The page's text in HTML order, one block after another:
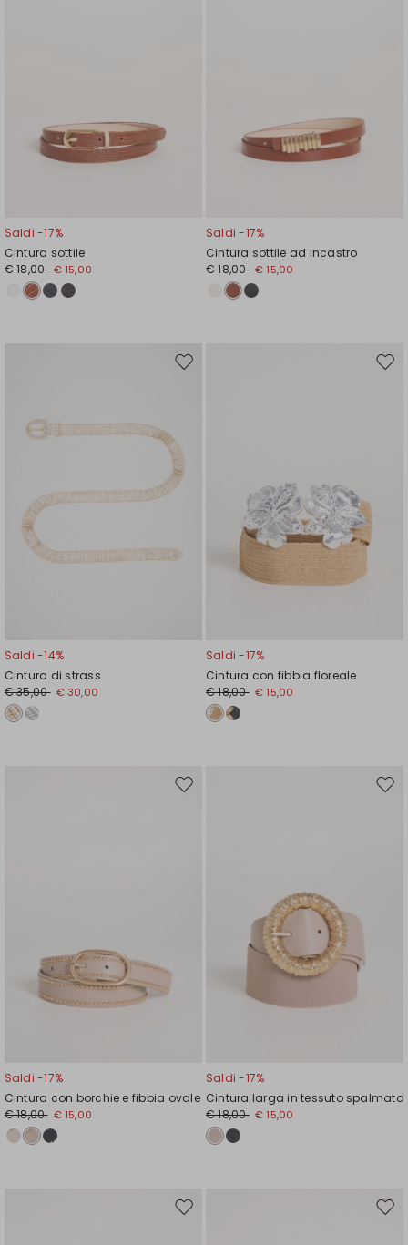
Saldi -17%
Cintura sottile
€ 18,00 € 15,00
Saldi -17%
Cintura sottile ad incastro
€ 18,00 € 15,00
Sposta
Saldi -14%
Cintura di strass
€ 35,00 € 30,00
Saldi -17%
Cintura con fibbia floreale
€ 18,00 € 15,00
Sposta
Saldi -17%
Cintura con borchie e fibbia ovale
€ 18,00 € 15,00
Saldi -17%
Cintura larga in tessuto spalmato
€ 18,00 € 15,00
Sposta